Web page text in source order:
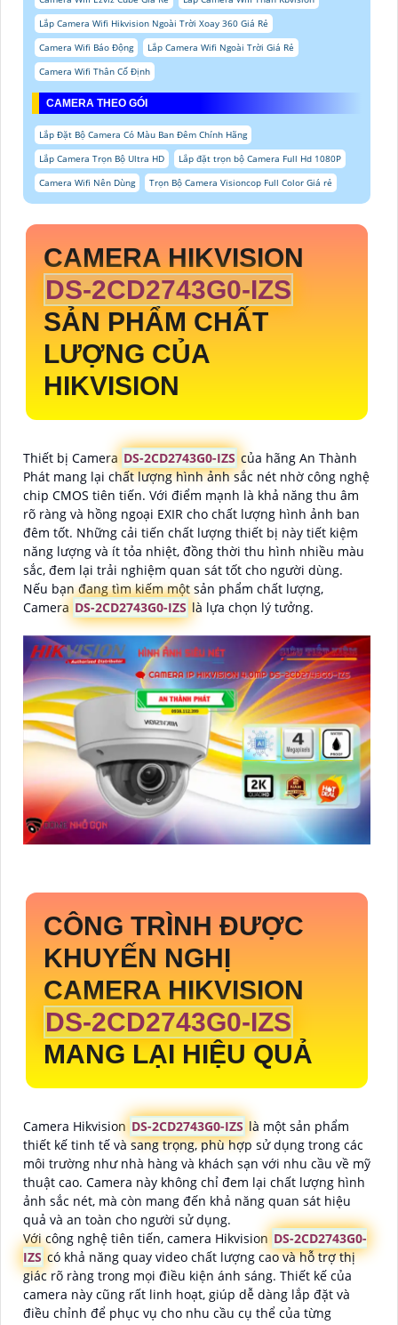
Lắp Camera Wifi Hikvision Ngoài Trời Xoay 360 Giá Rẻ
Camera Wifi Báo Động
Lắp Camera Wifi Ngoài Trời Giá Rẻ
Camera Wifi Thân Cố Định
CAMERA THEO GÓI
Lắp Đặt Bộ Camera Có Màu Ban Đêm Chính Hãng
Lắp Camera Trọn Bộ Ultra HD
Lắp đặt trọn bộ Camera Full Hd 1080P
Camera Wifi Nên Dùng
Trọn Bộ Camera Visioncop Full Color Giá rẻ
CAMERA HIKVISION
DS-2CD2743G0-IZS
SẢN PHẨM CHẤT
LƯỢNG CỦA
HIKVISION
Thiết bị Camera DS-2CD2743G0-IZS của hãng An Thành
Phát mang lại chất lượng hình ảnh sắc nét nhờ công nghệ
chip CMOS tiên tiến. Với điểm mạnh là khả năng thu âm
rõ ràng và hồng ngoại EXIR cho chất lượng hình ảnh ban
đêm tốt. Những cải tiến chất lượng thiết bị này tiết kiệm
năng lượng và ít tỏa nhiệt, đồng thời thu hình nhiều màu
sắc, đem lại trải nghiệm quan sát tốt cho người dùng.
Nếu bạn đang tìm kiếm một sản phẩm chất lượng,
Camera DS-2CD2743G0-IZS là lựa chọn lý tưởng.
CÔNG TRÌNH ĐƯỢC
KHUYẾN NGHỊ
CAMERA HIKVISION
DS-2CD2743G0-IZS
MANG LẠI HIỆU QUẢ
Camera Hikvision DS-2CD2743G0-IZS là một sản phẩm
thiết kế tinh tế và sang trọng, phù hợp sử dụng trong các
môi trường như nhà hàng và khách sạn với nhu cầu về mỹ
thuật cao. Camera này không chỉ đem lại chất lượng hình
ảnh sắc nét, mà còn mang đến khả năng quan sát hiệu
quả và an toàn cho người sử dụng.
Với công nghệ tiên tiến, camera Hikvision DS-2CD2743G0-
IZS có khả năng quay video chất lượng cao và hỗ trợ thị
giác rõ ràng trong mọi điều kiện ánh sáng. Thiết kế của
camera này cũng rất linh hoạt, giúp dễ dàng lắp đặt và
điều chỉnh để phục vụ cho nhu cầu cụ thể của từng